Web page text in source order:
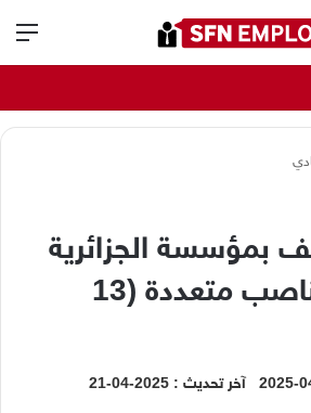
الجزائرية
للمياه في مناصب متعددة (13
2025- آخر تحديث : 2025-04-21